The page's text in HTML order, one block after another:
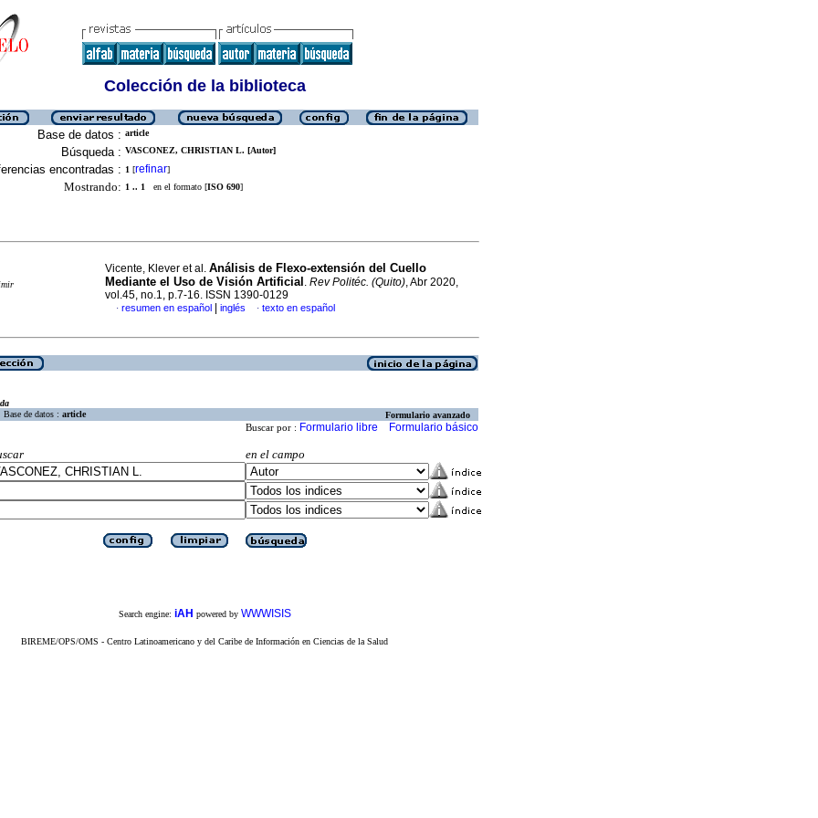
Colección de la biblioteca
Base de datos : article
Búsqueda : VASCONEZ, CHRISTIAN L. [Autor]
encontradas : 1 [refinar]
Mostrando: 1 .. 1 en el formato [ISO 690]
Vicente, Klever et al. Análisis de Flexo-extensión del Cuello
Mediante el Uso de Visión Artificial . Rev Politéc. (Quito), Abr 2020,
vol.45, no.1, p.7-16. ISSN 1390-0129
· resumen en español inglés · texto en español
Base de datos : article Formulario avanzado
Buscar por : Formulario libre Formulario básico
en el campo
Search engine: iAH powered by WWWISIS
BIREME/OPS/OMS - Centro Latinoamericano y del Caribe de Información en Ciencias de la Salud